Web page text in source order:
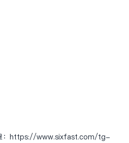
https://www.sixfast.com/tg-